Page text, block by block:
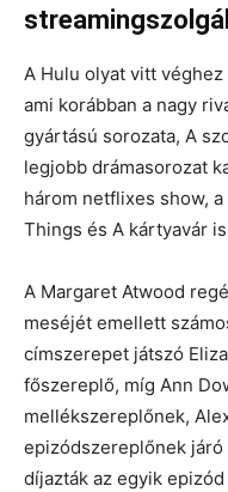
A Hulu olyat vitt
ami korábban a nagy
gyártású sorozata, A
legjobb drámasorozat
három netflixes show,
Things és A kártyavár
A Margaret Atwood
meséjét emellett
címszerepet játszó
főszereplő, míg Ann
mellékszereplőnek,
epizódszereplőnek járó
díjazták az egyik